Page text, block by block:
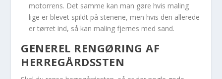
motorrens. Det samme kan man gøre hvis maling
lige er blevet spildt på stenene, men hvis den allerede
er tørret ind, så kan maling fjernes med sand.
GENEREL RENGØRING AF
HERREGÅRDSSTEN